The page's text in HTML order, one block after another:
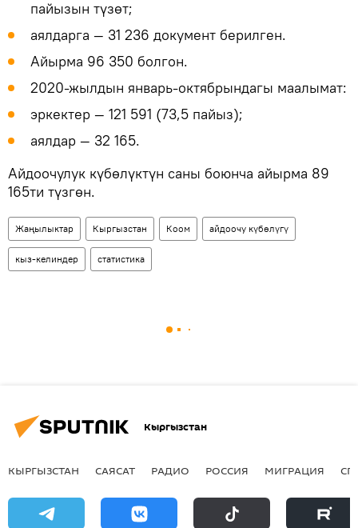
пайызын түзөт;
аялдарга — 31 236 документ берилген.
Айырма 96 350 болгон.
2020-жылдын январь-октябрындагы маалымат:
эркектер — 121 591 (73,5 пайыз);
аялдар — 32 165.
Айдоочулук күбөлүктүн саны боюнча айырма 89
165ти түзгөн.
Жаңылыктар Кыргызстан Коом айдоочу күбөлүгү
кыз-келиндер статистика
Кыргызстан
КЫРГЫЗСТАН САЯСАТ РАДИО РОССИЯ МИГРАЦИЯ